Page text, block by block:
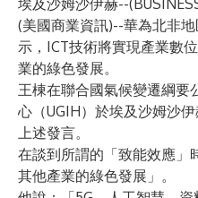
埃及沙姆沙伊赫--(
(美國商業資訊)--華為北非
示，ICT技術將實現產業數
業的綠色發展。
王棟在聯合國氣候變遷綱要
心（UGIH）於埃及沙姆沙
上述發言。
在談到所謂的「致能效應」
其他產業的綠色發展」。